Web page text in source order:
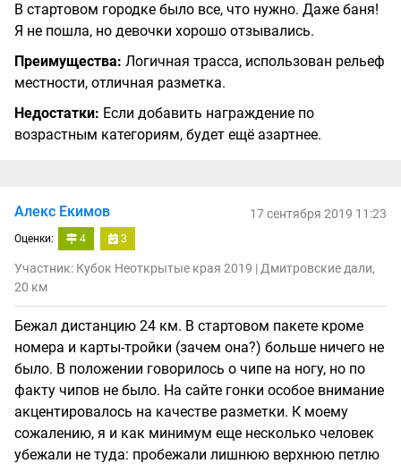
В стартовом городке было все, что нужно. Даже баня!
Я не пошла, но девочки хорошо отзывались.
Преимущества: Логичная трасса, использован рельеф
местности, отличная разметка.
Недостатки: Если добавить награждение по
возрастным категориям, будет ещё азартнее.
Алекс Екимов
Оценки: 4 3
17 сентября 2019 11:23
Участник: Кубок Неоткрытые края 2019 | Дмитровские дали,
20 км
Бежал дистанцию 24 км. В стартовом пакете кроме
номера и карты-тройки (зачем она?) больше ничего не
было. В положении говорилось о чипе на ногу, но по
факту чипов не было. На сайте гонки особое внимание
акцентировалось на качестве разметки. К моему
сожалению, я и как минимум еще несколько человек
убежали не туда: пробежали лишнюю верхнюю петлю